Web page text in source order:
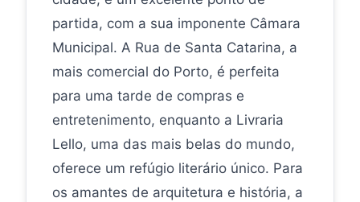
partida, com a sua imponente Câmara
Municipal. A Rua de Santa Catarina, a
mais comercial do Porto, é perfeita
para uma tarde de compras e
entretenimento, enquanto a Livraria
Lello, uma das mais belas do mundo,
oferece um refúgio literário único. Para
os amantes de arquitetura e história, a